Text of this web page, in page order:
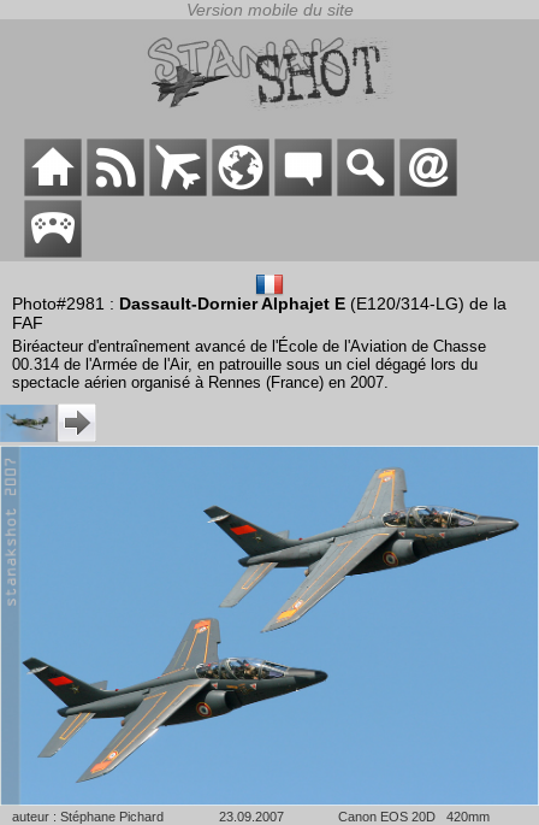
Photo#2981 : Dassault-Dornier Alphajet E (E120/314-LG) de la
FAF
Biréacteur d'entraînement avancé de l'École de l'Aviation de Chasse
00.314 de l'Armée de l'Air, en patrouille sous un ciel dégagé lors du
spectacle aérien organisé à Rennes (France) en 2007.
auteur : Stéphane Pichard 23.09.2007
Canon EOS 20D 420mm